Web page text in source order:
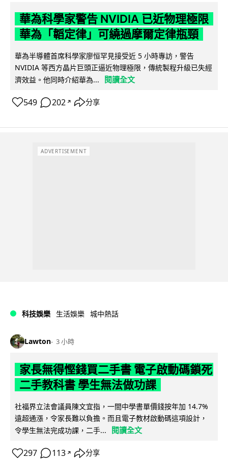
華為科學家警告 NVIDIA 已近物理極限
華為「韜定律」可繞過摩爾定律瓶頸
華為半導體首席科學家廖恒罕見接受近 5 小時專訪，警告
NVIDIA 等西方晶片巨頭正逼近物理極限，傳統製程升級已失經
濟效益。他同時介紹華為...
閱讀全文
549 202 ↗ 分享
ADVERTISEMENT
科技娛樂 生活娛樂 城中熱話
Lawton 3 小時
家長無得慳錢買二手書 電子啟動碼鎖死
二手教科書 學生無法做功課
社福界立法會議員陳文宜指，一間中學書單價錢按年加 14.7%
遠超通漲，令家長難以負擔。而且電子教材啟動碼這項設計，
令學生無法完成功課，二手...
閱讀全文
297 113 ↗ 分享